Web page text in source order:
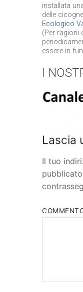
installata
delle
Ecologico
(Per ragioni
essere in
I
Lascia
Il tuo